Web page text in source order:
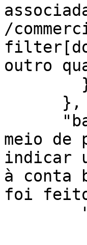
/
outro
meio de
indicar
à conta
foi